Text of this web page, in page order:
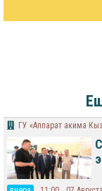
ГУ «Аппарат акима